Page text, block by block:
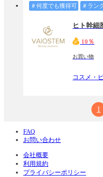
＃何度でも獲得可 ＃ラン
ヒト幹細
10％
お買い物
コスメ・
1
FAQ
お問い合わせ
会社概要
利用規約
プライバシーポリシー